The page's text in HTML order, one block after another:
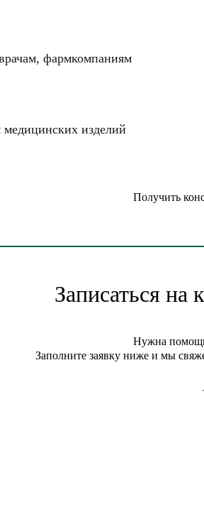
фармкомпаниям
изделий
Получить
Записаться на
Нужна
Заполните заявку ниже и мы